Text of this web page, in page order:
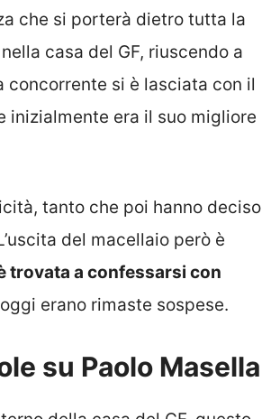
che si porterà dietro tutta la
casa del GF, riuscendo a
si è lasciata con il
inizialmente era il suo migliore
tanto che poi hanno deciso
del macellaio però è
trovata a confessarsi con
erano rimaste sospese.
su Paolo Masella